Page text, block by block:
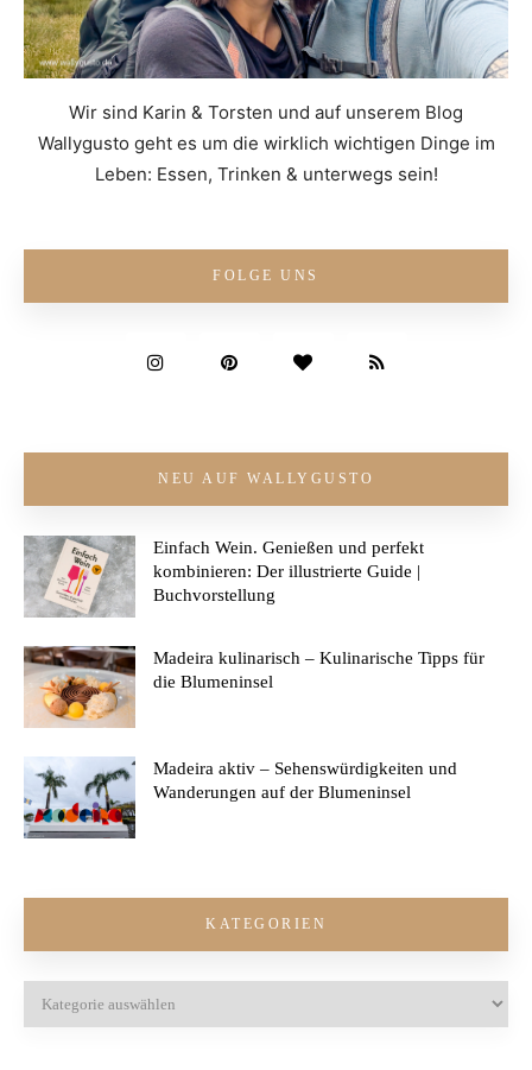
Wir sind Karin & Torsten und auf unserem Blog
Wallygusto geht es um die wirklich wichtigen Dinge im
Leben: Essen, Trinken & unterwegs sein!
FOLGE UNS
NEU AUF WALLYGUSTO
Einfach Wein. Genießen und perfekt
kombinieren: Der illustrierte Guide |
Buchvorstellung
Madeira kulinarisch – Kulinarische Tipps für
die Blumeninsel
Madeira aktiv – Sehenswürdigkeiten und
Wanderungen auf der Blumeninsel
KATEGORIEN